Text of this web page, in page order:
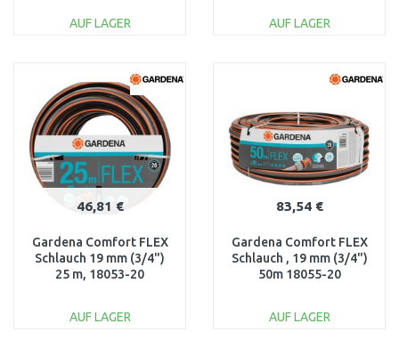
AUF LAGER
Vergleichen
AUF LAGER
46,81 €
Gardena Comfort FLEX
Schlauch 19 mm (3/4")
25 m, 18053-20
AUF LAGER
83,54 €
Gardena Comfort FLEX
Schlauch , 19 mm (3/4")
50m 18055-20
AUF LAGER